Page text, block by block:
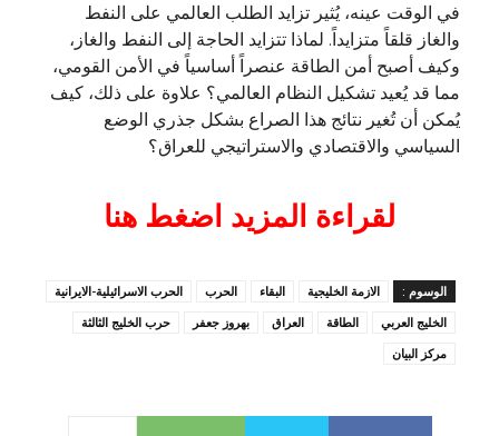
في الوقت عينه، يُثير تزايد الطلب العالمي على النفط
والغاز قلقاً متزايداً. لماذا تتزايد الحاجة إلى النفط والغاز،
وكيف أصبح أمن الطاقة عنصراً أساسياً في الأمن القومي،
مما قد يُعيد تشكيل النظام العالمي؟ علاوة على ذلك، كيف
يُمكن أن تُغير نتائج هذا الصراع بشكل جذري الوضع
السياسي والاقتصادي والاستراتيجي للعراق؟
لقراءة المزيد اضغط هنا
الوسوم : الازمة الخليجية البقاء الحرب
الحرب الاسرائيلية-الايرانية
الخليج العربي
الطاقة العراق بهروز جعفر
حرب الخليج الثالثة
مركز البيان